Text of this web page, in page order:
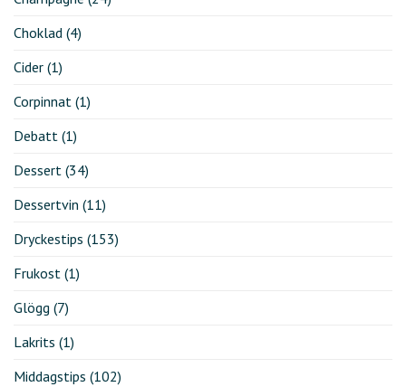
Choklad (4)
Cider (1)
Corpinnat (1)
Debatt (1)
Dessert (34)
Dessertvin (11)
Dryckestips (153)
Frukost (1)
Glögg (7)
Lakrits (1)
Middagstips (102)